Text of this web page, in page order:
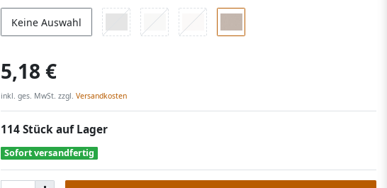
Keine Auswahl
5,18 €
inkl. ges. MwSt. zzgl. Versandkosten
114 Stück auf Lager
Sofort versandfertig